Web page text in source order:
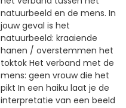
natuurbeeld en de mens. In
jouw geval is het
natuurbeeld: kraaiende
hanen / overstemmen het
toktok Het verband met de
mens: geen vrouw die het
pikt In een haiku laat je de
interpretatie van een beeld